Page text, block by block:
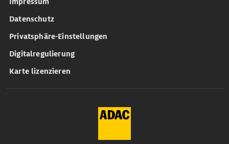
Datenschutz
Privatsphäre-Einstellungen
Digitalregulierung
Karte lizenzieren